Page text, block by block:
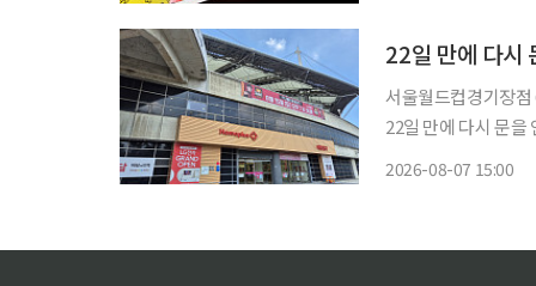
서울월드컵경기장
22일 만에 다시 문을
2026-08-07 15:00